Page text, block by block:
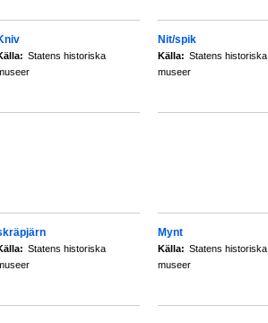
Statens historiska
Nit/spik
Källa: Statens historiska
museer
Statens historiska
Mynt
Källa: Statens historiska
museer